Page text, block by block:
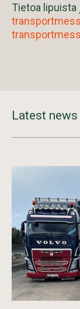
Tietoa lipuista
Latest news